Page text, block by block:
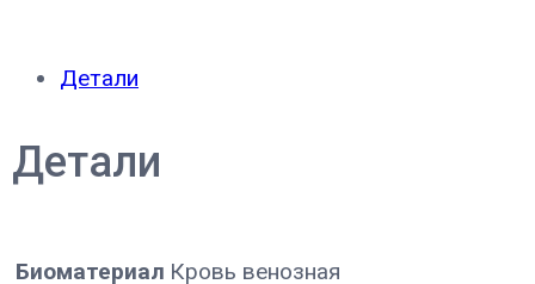
Детали
Детали
Биоматериал Кровь венозная